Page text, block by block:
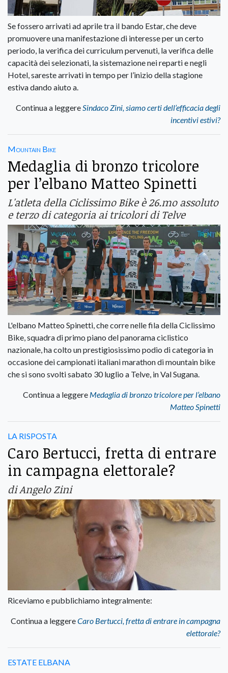
Se fossero arrivati ad aprile tra il bando Estar, che deve
promuovere una manifestazione di interesse per un certo
periodo, la verifica dei curriculum pervenuti, la verifica delle
capacità dei selezionati, la sistemazione nei reparti e negli
Hotel, sareste arrivati in tempo per l’inizio della stagione
estiva dando aiuto a.
Continua a leggereSindaco Zini, siamo certi dell’efficacia degli
incentivi estivi?
Mountain Bike
Medaglia di bronzo tricolore
per l’elbano Matteo Spinetti
L'atleta della Ciclissimo Bike è 26.mo assoluto
e terzo di categoria ai tricolori di Telve
L'elbano Matteo Spinetti, che corre nelle fila della Ciclissimo
Bike, squadra di primo piano del panorama ciclistico
nazionale, ha colto un prestigiosissimo podio di categoria in
occasione dei campionati italiani marathon di mountain bike
che si sono svolti sabato 30 luglio a Telve, in Val Sugana.
Continua a leggere Medaglia di bronzo tricolore per l’elbano
Matteo Spinetti
LA RISPOSTA
Caro Bertucci, fretta di entrare
in campagna elettorale?
di Angelo Zini
Riceviamo e pubblichiamo integralmente:
Continua a leggereCaro Bertucci, fretta di entrare in campagna
elettorale?
ESTATE ELBANA